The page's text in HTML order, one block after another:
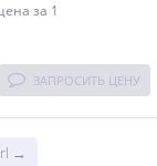
за 1
ЗАПРОСИТЬ ЦЕНУ
→